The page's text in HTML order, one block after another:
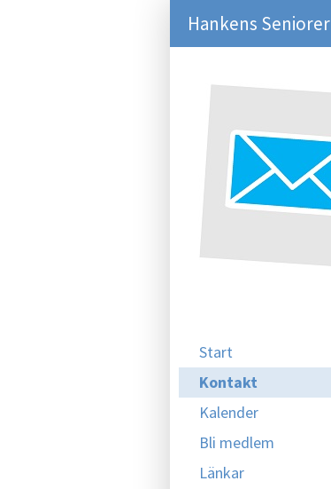
Hankens Seniorer
Start
Kontakt
Kalender
Bli medlem
Länkar